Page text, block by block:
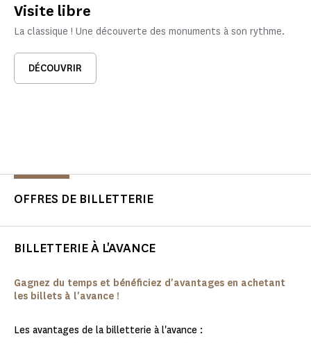
Visite libre
La classique ! Une découverte des monuments à son rythme.
DÉCOUVRIR
OFFRES DE BILLETTERIE
BILLETTERIE À L'AVANCE
Gagnez du temps et bénéficiez d'avantages en achetant
les billets à l'avance !
Les avantages de la billetterie à l'avance :